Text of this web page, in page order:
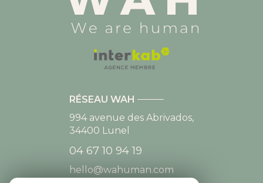
RÉSEAU WAH
994 avenue des Abrivados,
34400 Lunel
04 67 10 94 19
hello@wahuman.com